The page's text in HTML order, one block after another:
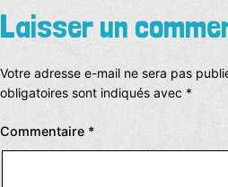
Laisser un
Votre adresse e-mail ne sera pas
obligatoires sont indiqués avec *
Commentaire *